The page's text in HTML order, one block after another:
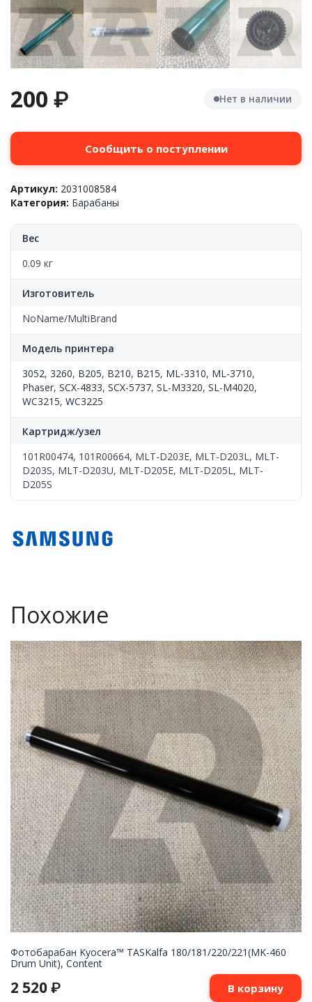
200 ₽ Нет в наличии
Сообщить о поступлении
Артикул: 2031008584
Категория: Барабаны
Вес
0.09 кг
Изготовитель
NoName/MultiBrand
Модель принтера
3052, 3260, B205, B210, B215, ML-3310, ML-3710,
Phaser, SCX-4833, SCX-5737, SL-M3320, SL-M4020,
WC3215, WC3225
Картридж/узел
101R00474, 101R00664, MLT-D203E, MLT-D203L, MLT-
D203S, MLT-D203U, MLT-D205E, MLT-D205L, MLT-
D205S
Похожие
Фотобарабан Kyocera™ TASKalfa 180/181/220/221(MK-460
Drum Unit), Content
2 520 ₽ В корзину